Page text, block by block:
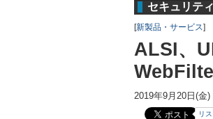
セキュリティ
[新製品・サービス]
ALSI、
2019年9月20日(金)
リス